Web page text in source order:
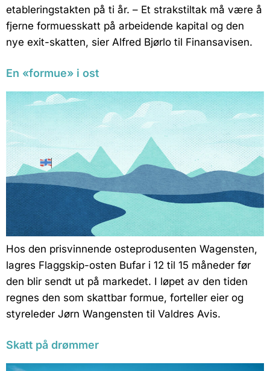
etableringstakten på ti år. – Et strakstiltak må være å
fjerne formuesskatt på arbeidende kapital og den
nye exit-skatten, sier Alfred Bjørlo til Finansavisen.
En «formue» i ost
Hos den prisvinnende osteprodusenten Wagensten,
lagres Flaggskip-osten Bufar i 12 til 15 måneder før
den blir sendt ut på markedet. I løpet av den tiden
regnes den som skattbar formue, forteller eier og
styreleder Jørn Wangensten til Valdres Avis.
Skatt på drømmer